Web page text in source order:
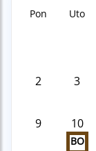
Pon Uto
2 3
9 10
BO